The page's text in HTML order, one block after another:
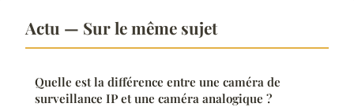
Actu — Sur le même sujet
Quelle est la différence entre une caméra de
surveillance IP et une caméra analogique ?